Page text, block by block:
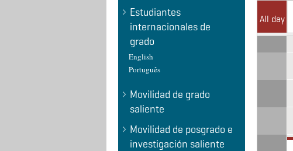
Estudiantes
internacionales de
grado
English
Português
Movilidad de grado
saliente
Movilidad de posgrado e
investigación saliente
All day